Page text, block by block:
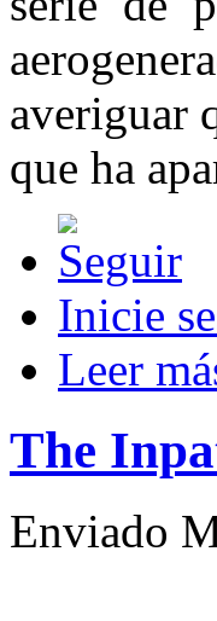
averiguar
que ha
Inicie
Leer
The
Enviado